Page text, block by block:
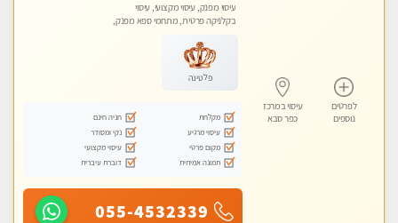
לפרטים
נוספים
עיסוי במרכז
כפר סבא
עיסוי מפנק, עיסוי מקצועי, עיסוי
בקלניקה פרטית, מתחמי ספא מפנק,
פלטינה
מקלחת
חניה חינם
עיסוי מרגיע
נקי ומסודר
מקום פרטי
עיסוי מקצועי
תמונה אמיתית
דוברת עיברית
055-4532339